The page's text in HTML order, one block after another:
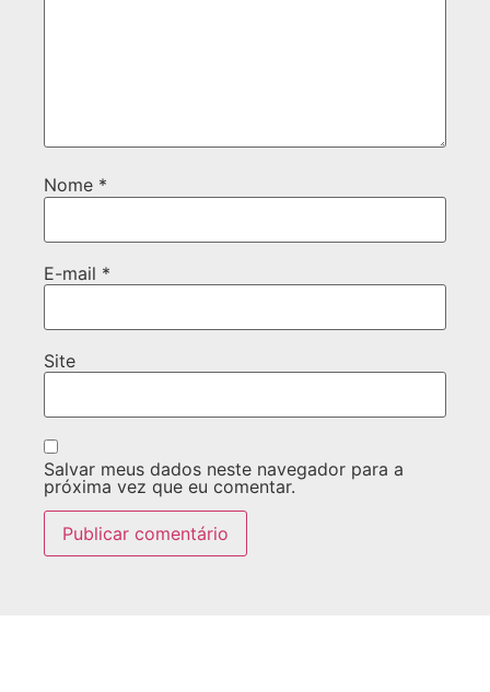
Nome *
E-mail *
Site
Salvar meus dados neste navegador para a
próxima vez que eu comentar.